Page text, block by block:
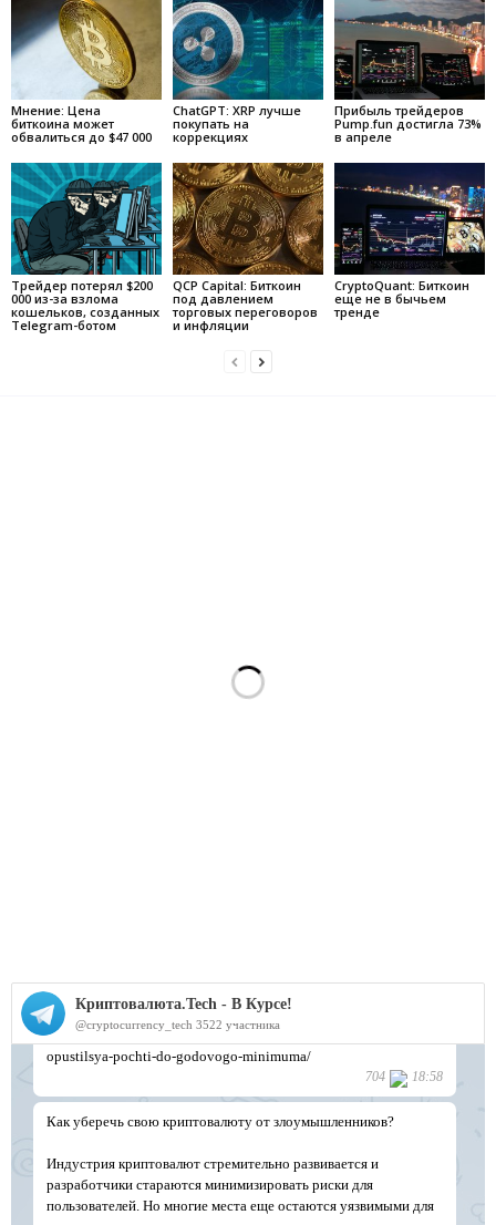
Мнение: Цена
биткоина может
обвалиться до $47 000
ChatGPT: XRP лучше
покупать на
коррекциях
Прибыль трейдеров
Pump.fun достигла 73%
в апреле
Трейдер потерял $200
000 из-за взлома
кошельков, созданных
Telegram-ботом
QCP Capital: Биткоин
под давлением
торговых переговоров
и инфляции
CryptoQuant: Биткоин
еще не в бычьем
тренде